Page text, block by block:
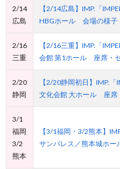
2/14
広島
【2/14広島】IMP.「
HBGホール 会場の様子
2/16
三重
【2/16三重】IMP.「
会館 第1ホール 座席・
2/20
静岡
【2/20静岡初日】IMP.
文化会館 大ホール 座席
3/1
福岡
3/2
熊本
【3/1福岡・3/2熊本】
サンパレス／熊本城ホ